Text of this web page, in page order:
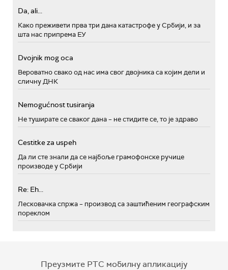
Da, ali...
Како преживети прва три дана катастрофе у Србији, и за
шта нас припрема ЕУ
Dvojnik mog oca
Вероватно свако од нас има свог двојника са којим дели и
сличну ДНК
Nemogućnost tusiranja
Не туширате се сваког дана – не стидите се, то је здраво
Cestitke za uspeh
Да ли сте знали да се најбоље грамофонске ручице
производе у Србији
Re: Eh...
Лесковачка спржа – производ са заштићеним географским
пореклом
Преузмите РТС мобилну апликацију